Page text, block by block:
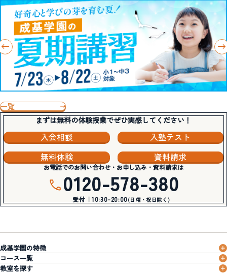
一覧
まずは無料の体験授業でぜひ実感してください！
入会相談
入塾テスト
無料体験
資料請求
お電話でのお問い合わせ・お申し込み・資料請求は
0120-578-380
受付｜10:30-20:00(日曜・祝日除く)
成基学園の特徴
コース一覧
教室を探す